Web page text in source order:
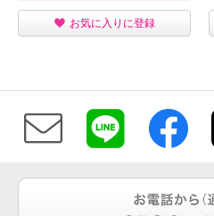
お気に入りに登録